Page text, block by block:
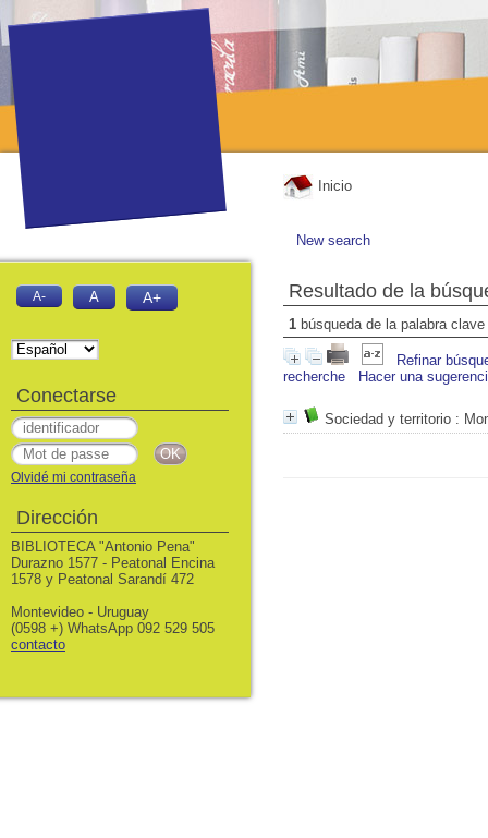
Inicio
New search
Resultado de la
1 búsqueda de la palabra clave
Refinar
recherche
Hacer una
Sociedad y territorio :
A- A A+
Conectarse
Olvidé mi contraseña
Dirección
BIBLIOTECA "Antonio Pena"
Durazno 1577 - Peatonal Encina
1578 y Peatonal Sarandí 472
Montevideo - Uruguay
(0598 +) WhatsApp 092 529 505
contacto